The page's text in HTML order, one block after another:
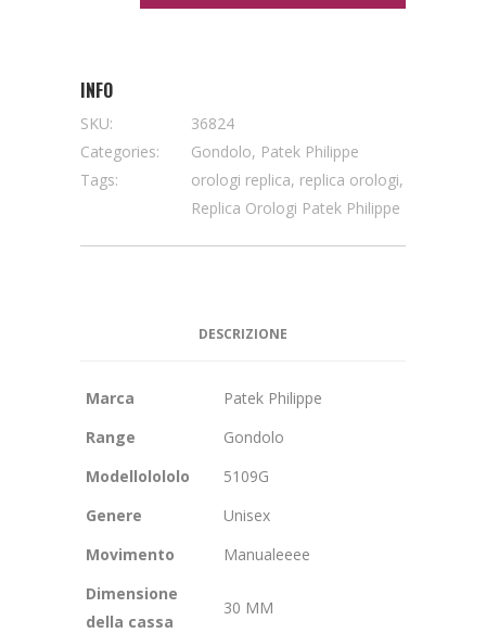
INFO
SKU:
36824
Categories:
Gondolo, Patek Philippe
Tags:
orologi replica, replica orologi,
Replica Orologi Patek Philippe
DESCRIZIONE
Marca
Patek Philippe
Range
Gondolo
Modellolololo
5109G
Genere
Unisex
Movimento
Manualeeee
Dimensione
della cassa
30 MM